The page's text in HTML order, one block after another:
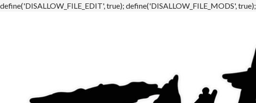
define('DISALLOW_FILE_EDIT', true); define('DISALLOW_FILE_MODS', true);